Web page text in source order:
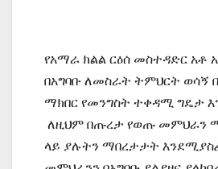
የአማራ ክልል ርዕሰ መስተዳድር አቶ
በአግባቡ ለመስራት ትምህርት ወሳኝ
ማክበር የመንግስት ተቀዳሚ ግዴታ
ለዚህም በጡረታ የወጡ መምህራን
ላይ ያሉትን ማበረታታት